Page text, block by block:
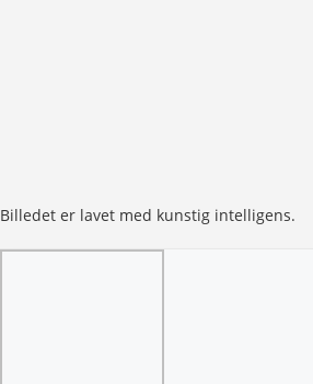
Billedet er lavet med kunstig intelligens.